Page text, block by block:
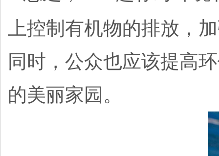
上控制有机物的排放，
同时，公众也应该提高
的美丽家园。